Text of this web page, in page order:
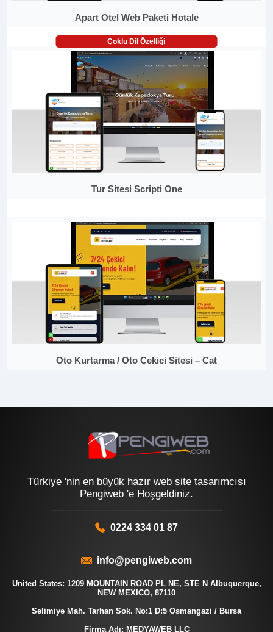
Apart Otel Web Paketi Hotale
Çoklu Dil Özelliği
Tur Sitesi Scripti One
Oto Kurtarma / Oto Çekici Sitesi – Cat
Türkiye 'nin en büyük hazır web site tasarımcısı
Pengiweb 'e Hoşgeldiniz.
0224 334 01 87
info@pengiweb.com
United States: 1209 MOUNTAIN ROAD PL NE, STE N Albuquerque,
NEW MEXICO, 87110
Selimiye Mah. Tarhan Sok. No:1 D:5 Osmangazi / Bursa
Firma Adı: MEDYAWEB LLC